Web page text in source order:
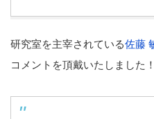
研究室を主宰されている佐藤
コメントを頂戴いたしました！